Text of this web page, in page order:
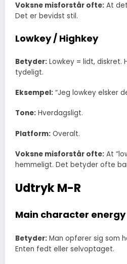
Voksne misforstår ofte: At
Det er bevidst stil.
Lowkey / Highkey
Betyder: Lowkey = lidt, diskret.
tydeligt.
Eksempel: “Jeg lowkey elsker
Tone: Hverdagsligt.
Platform: Overalt.
Voksne misforstår ofte: At
hemmeligt. Det betyder ofte
Udtryk M-R
Main character energy
Betyder: Man opfører sig som
Enten fedt eller selvoptaget.